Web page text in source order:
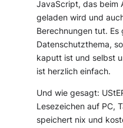
JavaScript, das beim
geladen wird und
Berechnungen tut. Es
Datenschutzthema,
kaputt ist und selbst
ist herzlich einfach.
Und wie gesagt:
Lesezeichen auf PC,
speichert nix und